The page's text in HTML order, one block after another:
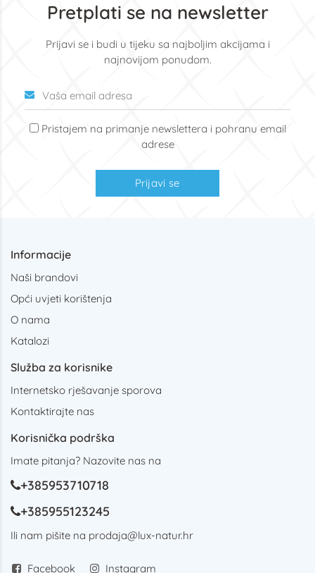
Pretplati se na newsletter
Prijavi se i budi u tijeku sa najboljim akcijama i
najnovijom ponudom.
Pristajem na primanje newslettera i pohranu email
adrese
Prijavi se
Informacije
Naši brandovi
Opći uvjeti korištenja
O nama
Katalozi
Služba za korisnike
Internetsko rješavanje sporova
Kontaktirajte nas
Korisnička podrška
Imate pitanja? Nazovite nas na
+385953710718
+385955123245
Ili nam pišite na prodaja@lux-natur.hr
Facebook Instagram